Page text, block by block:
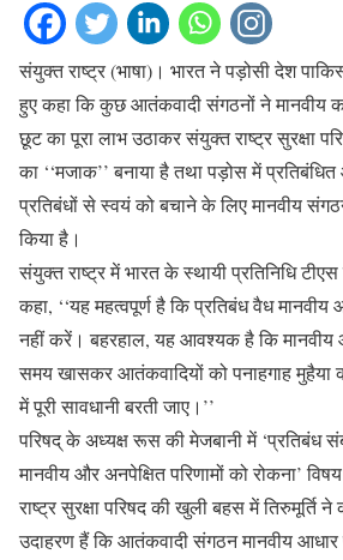
संयुक्त राष्ट्र (भाषा)। भारत ने पड़ोसी देश
हुए कहा कि कुछ आतंकवादी संगठनों ने मानवीय
छूट का पूरा लाभ उठाकर संयुक्त राष्ट्र सुरक्षा
का ‘‘मजाक’’ बनाया है तथा पड़ोस में
प्रतिबंधों से स्वयं को बचाने के लिए मानवीय
किया है।
संयुक्त राष्ट्र में भारत के स्थायी प्रतिनिधि टीएस
कहा, ‘‘यह महत्वपूर्ण है कि प्रतिबंध वैध
नहीं करें। बहरहाल, यह आवश्यक है कि मानवीय
समय खासकर आतंकवादियों को पनाहगाह मुहैया
में पूरी सावधानी बरती जाए।’’
परिषद् के अध्यक्ष रूस की मेजबानी में ‘प्रतिबंध
मानवीय और अनपेक्षित परिणामों को रोकना’
राष्ट्र सुरक्षा परिषद की खुली बहस में तिरुमूर्ति
उदाहरण हैं कि आतंकवादी संगठन मानवीय